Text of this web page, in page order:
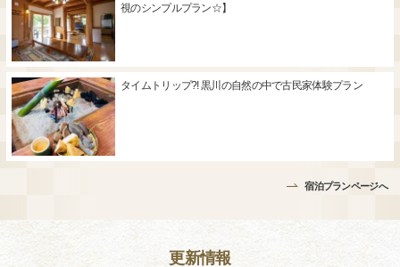
視のシンプルプラン☆】
タイムトリップ?! 黒川の自然の中で古民家体験プラン
宿泊プランページへ
更新情報